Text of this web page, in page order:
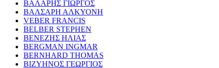
ΒΑΛΑΡΗΣ ΓΙΩΡΓΟΣ
ΒΑΛΣΑΡΗ ΑΛΚΥΟΝΗ
VEBER FRANCIS
BELBER STEPHEN
ΒΕΝΕΖΗΣ ΗΛΙΑΣ
BERGMAN INGMAR
BERNHARD THOMAS
ΒΙΖΥΗΝΟΣ ΓΕΩΡΓΙΟΣ